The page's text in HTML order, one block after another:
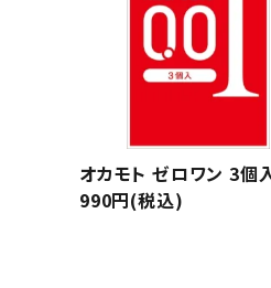
オカモト ゼロワン 3個
990円(税込)